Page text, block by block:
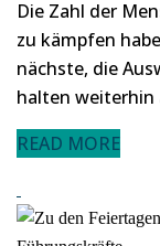
Die Zahl der
zu kämpfen
nächste, die
halten weiterhin
READ MORE